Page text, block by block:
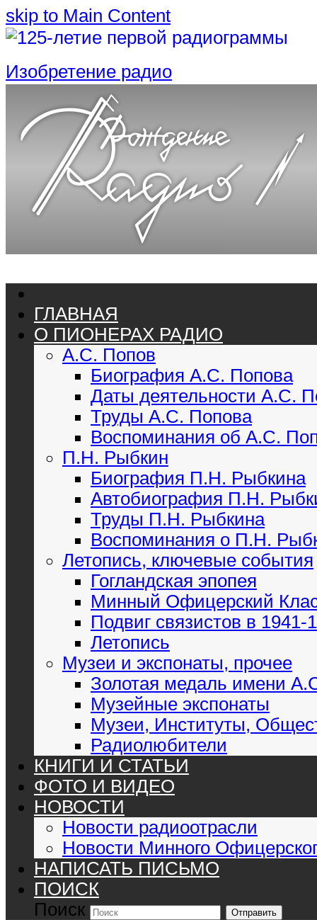
skip to Main Content
Изобретение радио
ГЛАВНАЯ
О ПИОНЕРАХ РАДИО
А.С. Попов
Биография А.С. Попова
Даты деятельности А.С.
Труды А.С. Попова
Воспоминания об А.С.
П.Н. Рыбкин
Биография П.Н. Рыбкина
Автобиография П.Н.
Труды П.Н. Рыбкина
Воспоминания о П.Н.
Летопись, ключевые события
Гогландская эпопея
Минный Офицерский
Подвиг связистов в 1941-
Летопись
Музеи и экспонаты, прочее
Золотая медаль имени
Музейные экспонаты
Музеи, Институты,
Радиолюбители
КНИГИ И СТАТЬИ
ФОТО И ВИДЕО
НОВОСТИ
Новости радиоотрасли
Новости Минного
НАПИСАТЬ ПИСЬМО
ПОИСК
Поиск
Отправить